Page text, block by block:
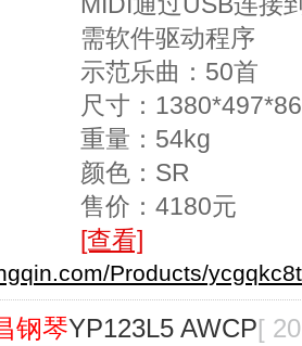
需软件驱动程序
示范乐曲：50首
尺寸：
重量：54kg
颜色：SR
售价：4180元
[查看]
Products/
钢琴YP123L5 AWCP[